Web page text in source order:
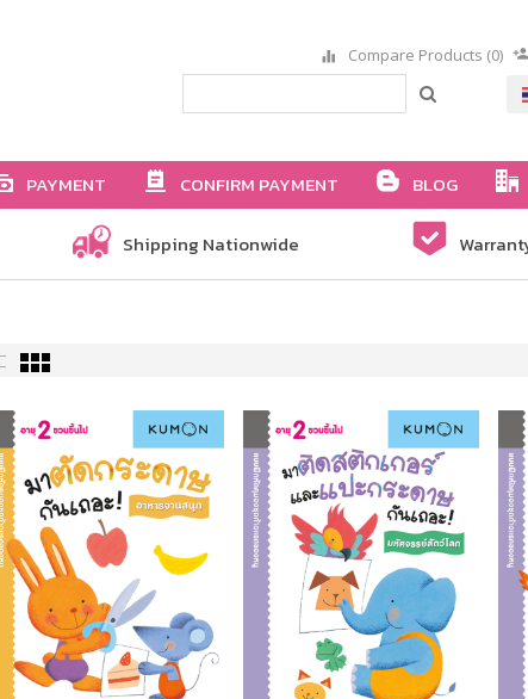
Compare Products (0)
PAYMENT CONFIRM PAYMENT BLOG
Shipping Nationwide